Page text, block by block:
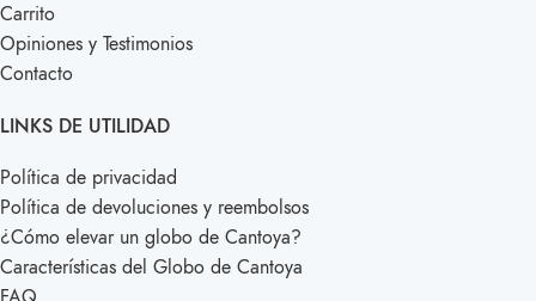
Carrito
Opiniones y Testimonios
Contacto
LINKS DE UTILIDAD
Política de privacidad
Política de devoluciones y reembolsos
¿Cómo elevar un globo de Cantoya?
Características del Globo de Cantoya